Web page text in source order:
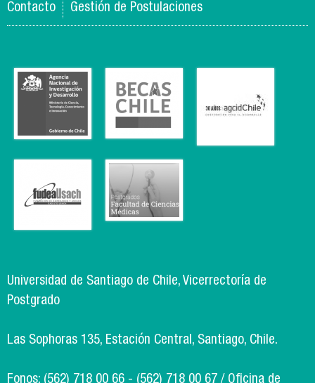
Contacto
Gestión de Postulaciones
Universidad de Santiago de Chile, Vicerrectoría de
Postgrado
Las Sophoras 135, Estación Central, Santiago, Chile.
Fonos: (562) 718 00 66 - (562) 718 00 67 / Oficina de